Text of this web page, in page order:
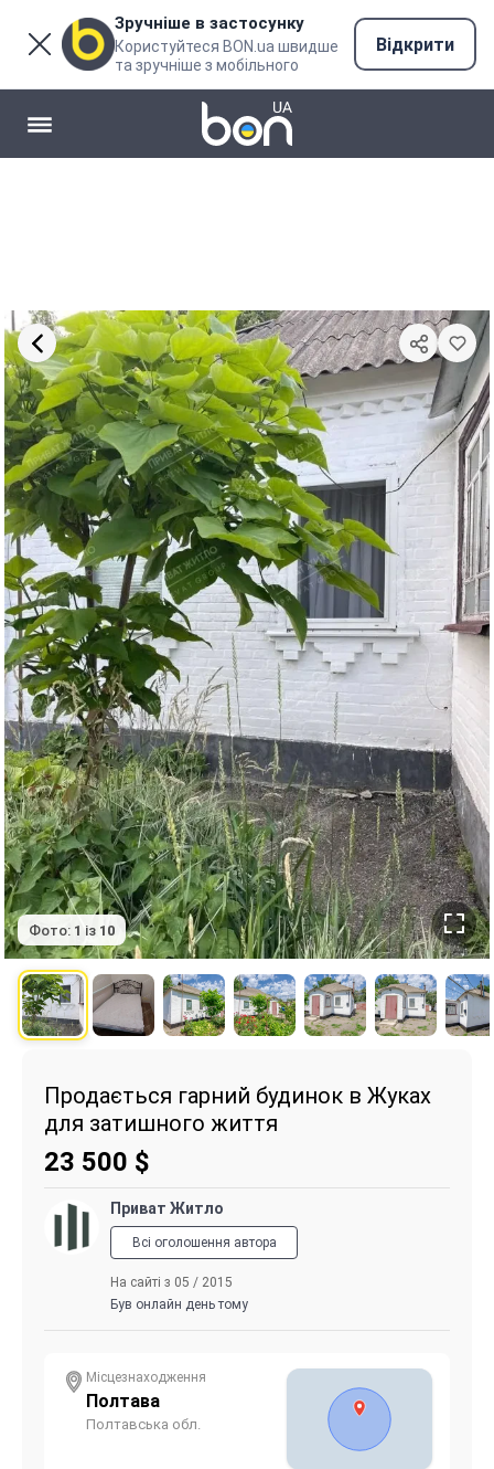
Зручніше в застосунку
Користуйтеся BON.ua швидше
та зручніше з мобільного
Відкрити
Фото: 1 із 10
Продається гарний будинок в Жуках
для затишного життя
23 500 $
Приват Житло
Всі оголошення автора
На сайті з 05 / 2015
Був онлайн день тому
Місцезнаходження
Полтава
Полтавська обл.